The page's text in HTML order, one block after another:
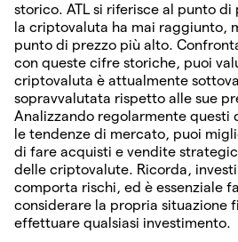
storico. ATL si riferisce al punto di
la criptovaluta ha mai raggiunto,
punto di prezzo più alto.
con queste cifre storiche, puoi
criptovaluta è attualmente
sopravvalutata rispetto alle sue
Analizzando regolarmente questi
le tendenze di mercato, puoi
di fare acquisti e vendite
delle criptovalute. Ricorda,
comporta rischi, ed è essenziale
considerare la propria situazione
effettuare qualsiasi investimento.